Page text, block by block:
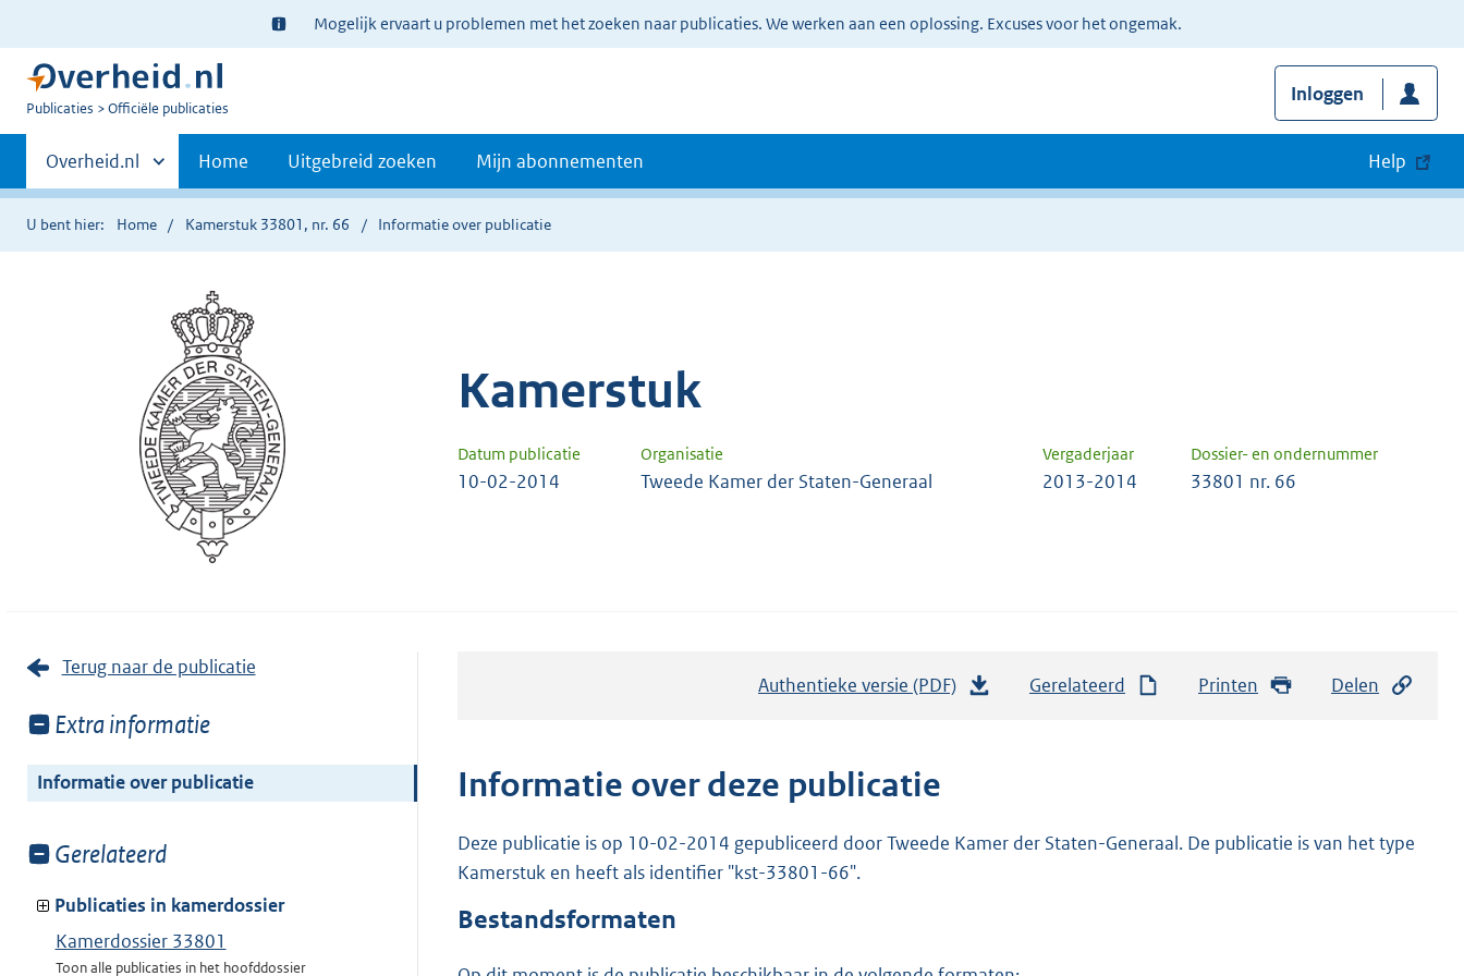
Ter
informatie:
Mogelijk ervaart u problemen met het zoeken naar publicaties. We werken aan een oplossing. Excuses voor het ongemak.
U
Publicaties Officiële publicaties
Inloggen
Primaire
navigatie
Andere
sites
binnen
Overheid.nl Home Uitgebreid zoeken Mijn abonnementen Help
U bent hier: Home Kamerstuk 33801, nr. 66 Informatie over publicatie
Kamerstuk
Datum publicatie Organisatie Vergaderjaar Dossier- en ondernummer
10-02-2014 Tweede Kamer der Staten-Generaal 2013-2014 33801 nr. 66
Terug naar de publicatie
Toon
van:
Extra informatie
Informatie over publicatie
Toon
van:
Gerelateerd
Publicaties in kamerdossier
Kamerdossier 33801
Toon alle publicaties in het hoofddossier
Authentieke versie (PDF)
n
Gerelateerd Printen Delen
Informatie over deze publicatie
Deze publicatie is op 10-02-2014 gepubliceerd door Tweede Kamer der Staten-Generaal. De publicatie is van het type
Kamerstuk en heeft als identifier "kst-33801-66".
Bestandsformaten